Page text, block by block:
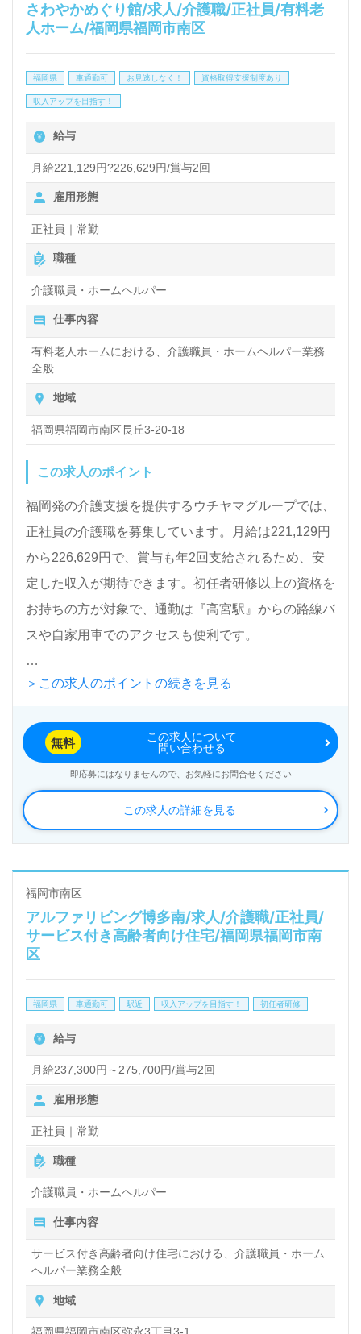
ている事業所様です。コミュニケーションの良い職場
環境、丁寧な教育研修プログラム、年末年始、お盆、
様、ご家族様のお役に立ちたい』『経験を活かした
りがいを大切に働きたい』『ワークライフバランスを
充実させたい』等の方にもおすすめです！サービスエ
リアは福岡市、春日市、那珂川市、大野城市、筑紫野
市、太宰府市。職場の雰囲気や働き方等、担当コンサ
ルタントよりご案内します。お問い合わせも遠慮なく
お願いします。
全国の求人ご紹介！医療/福祉業界の正社員/パート求
人探しは【ウィルオブ介護】＊求人情報収集、将来的
に検討の方も遠慮なく＊
LINE、メール、お電話などご希望に応じてお問い合
わせ/ご相談可能です。転職相談、求人紹介、年収交
公開求人も取扱いあり！＞"転職支援"のプロと一緒に
転職活動！お問い合わせお待ちしております。
さわやかめぐり館/求人/介護職/正社員/有料老
人ホーム/福岡県福岡市南区
福岡県 車通勤可 お見逃しなく！ 資格取得支援制度あり
収入アップを目指す！
給与
月給221,129円?226,629円/賞与2回
雇用形態
正社員｜常勤
職種
介護職員・ホームヘルパー
仕事内容
有料老人ホームにおける、介護職員・ホームヘルパー業務
全般
入浴や排せつ、食事などの身体的サポートや、買い物や掃
除、洗濯など日常生活のサポートなど
地域
福岡県福岡市南区長丘3-20-18
この求人のポイント
福岡発の介護支援を提供するウチヤマグループでは、
正社員の介護職を募集しています。月給は221,129円
から226,629円で、賞与も年2回支給されるため、安
定した収入が期待できます。初任者研修以上の資格を
お持ちの方が対象で、通勤は『高宮駅』からの路線バ
スや自家用車でのアクセスも便利です。
当施設『さわやかめぐり館』は、全室個室の40室を
護職の経験を生かせる職場で、幅広い世代の職員が活
躍中です。職員同士のコミュニケーションが盛んで、
先輩からの優しいサポートを受けながら、ご利用者様
との毎日を楽しむことができます。病院や薬局が併設
されているため、健康管理も安心です。
さらに、資格支援制度や各種手当、夏季・冬季休暇な
ど、福利厚生が充実しており、働きやすい環境が整っ
ています。比較的介護度の低いご利用者様のサポート
しい職場環境を求める方や、資格や経験を活かしたい
おり、あなたの希望エリアでの募集をサポートしま
す。転職相談や求人紹介は無料で提供しているため、
ぜひお気軽にお問い合わせください。
＞この求人のポイントの続きを見る
この求人の詳細を見る
無料
この求人について
問い合わせる
即応募にはなりませんので、お気軽にお問合せください
福岡市南区
アルファリビング博多南/求人/介護職/正社員/
サービス付き高齢者向け住宅/福岡県福岡市南
区
福岡県 車通勤可 駅近 収入アップを目指す！ 初任者研修
給与
月給237,300円～275,700円/賞与2回
雇用形態
正社員｜常勤
職種
介護職員・ホームヘルパー
仕事内容
サービス付き高齢者向け住宅における、介護職員・ホーム
ヘルパー業務全般
入浴や排せつ、食事などの身体的サポートや、買い物や掃
除、洗濯など日常生活のサポートなど
地域